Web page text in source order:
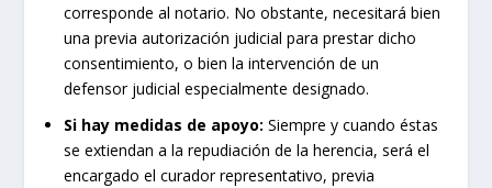
corresponde al notario. No obstante, necesitará bien
una previa autorización judicial para prestar dicho
consentimiento, o bien la intervención de un
defensor judicial especialmente designado.
Si hay medidas de apoyo: Siempre y cuando éstas
se extiendan a la repudiación de la herencia, será el
encargado el curador representativo, previa